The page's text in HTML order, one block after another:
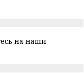
на наши